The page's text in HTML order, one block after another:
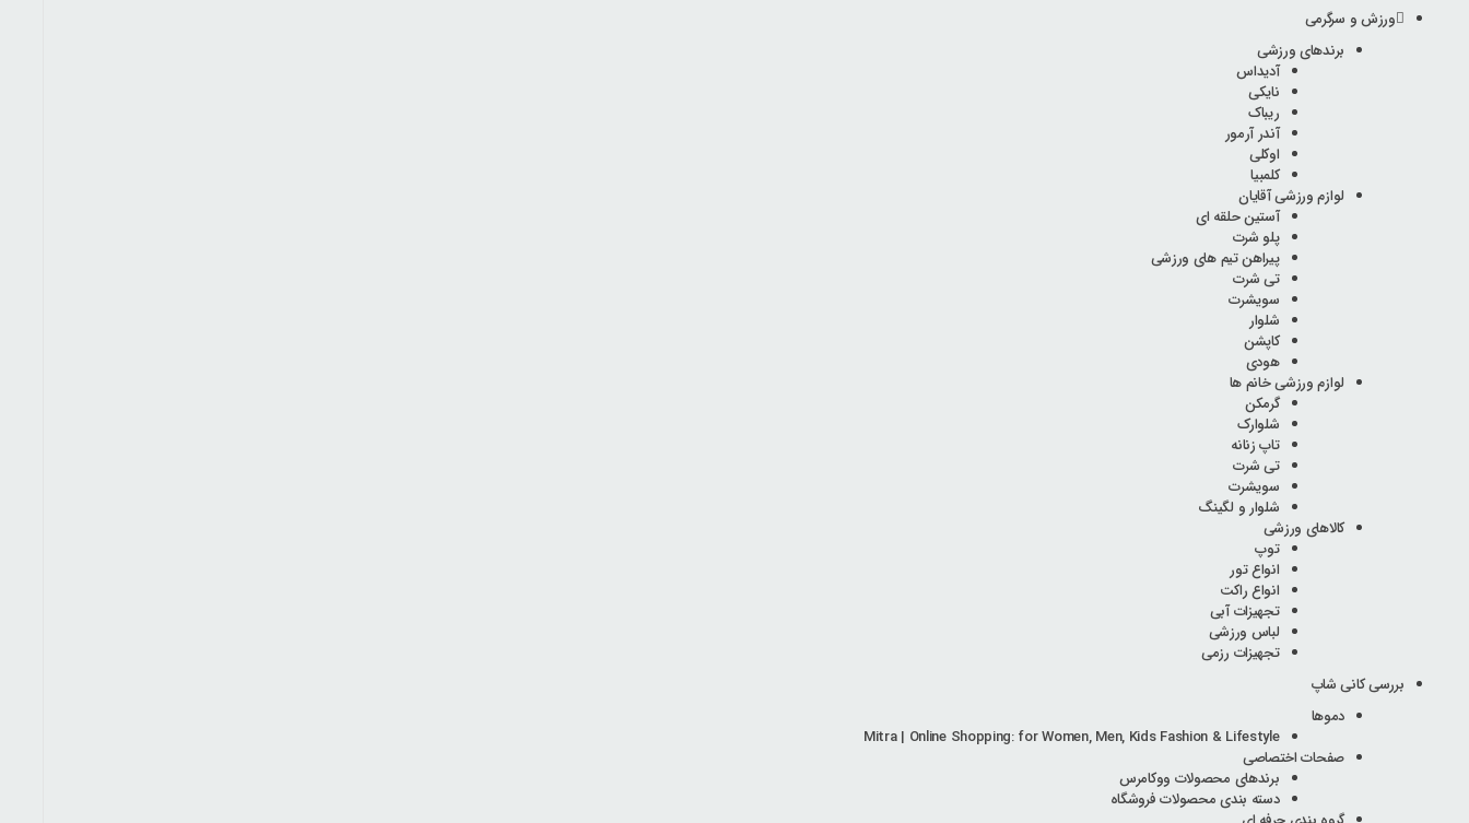
ورزش و سرگرمی
برندهای ورزشی
آدیداس
نایکی
ریباک
آندر آرمور
اوکلی
کلمبیا
لوازم ورزشی آقایان
آستین حلقه ای
پلو شرت
پیراهن تیم های ورزشی
تی شرت
سویشرت
شلوار
کاپشن
هودی
لوازم ورزشی خانم ها
گرمکن
شلوارک
تاپ زنانه
تی شرت
سویشرت
شلوار و لگینگ
کالاهای ورزشی
توپ
انواع تور
انواع راکت
تجهیزات آبی
لباس ورزشی
تجهیزات رزمی
بررسی کانی شاپ
دموها
Mitra | Online Shopping: for Women, Men, Kids Fashion & Lifestyle
صفحات اختصاصی
برندهای محصولات ووکامرس
دسته بندی محصولات فروشگاه